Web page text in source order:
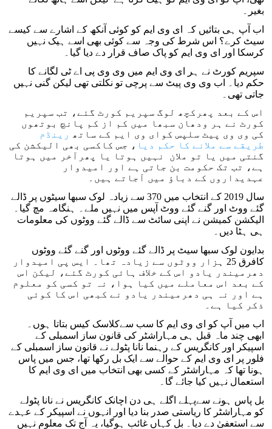
بغیر۔
اب آپ ہی بتائیں کہ ای وی ایم کو کوئی آنکھ کے اشارے سے کیسے
سیٹ کرے؟ اس شرط کی وجہ سے کوئی بھی اسے ہیک نہیں
کرسکا اور ای وی ایم کو پاک صاف قرار دے دیا گیا۔
سپریم کورٹ نے ہر ای وی ایم میں وی وی پی اے ٹی لگانے کا
حکم دیا۔ اب وی وی پیٹ سے پرچی تو نکلتی تھی لیکن گنی نہیں
جاتی تھی۔
اس کے بعد پھرکچھ لوگ سپریم کورٹ گئے، تب سپریم
کورٹ نے ہر ودھان سبھا میں کم از کم پانچ بوتھوں
کی وی وی پیٹ سلپس کوای وی ایم کے ساتھ رینڈم
طریقے سے ملانے کا حکم دیا ، جس کاکسی بھی الیکشن کی
گنتی میں یا تو ملان نہیں ہوتا یا پھرآخر میں ہوتا
ہے، تب تک حکومت بن جاتی ہے اور امیدوار
عہدیداروں کے دباؤ میں آجاتے ہیں۔
سال 2019 کے انتخاب میں 370 سے زیادہ لوک سبھا سیٹوں پر ڈالے
گئے ووٹ اور گنے گئے ووٹ آپس میں نہیں ملے۔ ہنگامہ مچ گیا۔
الیکشن کمیشن نے اپنی سائٹ سے ڈالے گئے ووٹوں کی معلومات
ہی ہٹا دیں۔
بدایون لوک سبھا سیٹ پر ڈالے گئے ووٹوں اور گنے گئے ووٹوں
کافرق 25 ہزار ووٹوں سے زیادہ تھا۔ ایس پی امیدوار
دھرمیندر یادو اس کے خلاف ہائی کورٹ گئے، لیکن اس
کے بعد اس معاملے میں کیا ہوا، نہ تو کسی کو معلوم
ہے اور نہ ہی دھرمیندر یادو نے کبھی اس کا کوئی
ذکر کیا ہے۔
اب میں آپ کو ای وی ایم کا سب سےکلاسک کیس بتاتا ہوں۔
ابھی چند ماہ قبل ہی مہاراشٹر کی قانون ساز اسمبلی کے
اسپیکر اور کانگریس کے رہنما نانا پٹولے نے قانون ساز اسمبلی کے
فلور پر ای وی ایم کے حوالے سے ایک بل رکھا تھا، جس میں پاس
ہونا تھا کہ مہاراشٹر کے کسی بھی انتخاب میں ای وی ایم کا
استعمال نہیں کیا جائے گا۔
بل پاس ہونے سےپہلے اگلے ہی دن اچانک کانگریس نے نانا پٹولے
کو مہاراشٹر کا ریاستی صدر بنا دیا اور انہوں نے اسپیکر کے عہدے
سے استعفیٰ دے دیا۔ بل کہاں غائب ہوگیا، یہ آج تک معلوم نہیں